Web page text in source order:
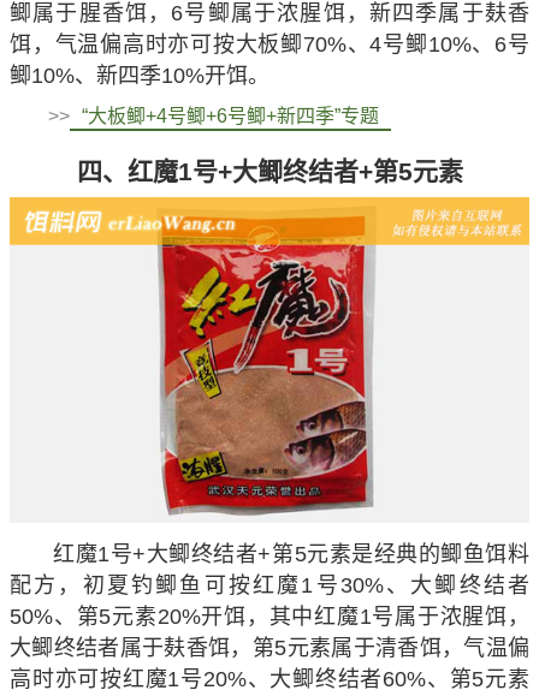
鲫属于腥香饵，6号鲫属于浓腥饵，新四季属于麸香
饵，气温偏高时亦可按大板鲫70%、4号鲫10%、6号
鲫10%、新四季10%开饵。
>> “大板鲫+4号鲫+6号鲫+新四季”专题
四、红魔1号+大鲫终结者+第5元素
红魔1号+大鲫终结者+第5元素是经典的鲫鱼饵料
配方，初夏钓鲫鱼可按红魔1号30%、大鲫终结者
50%、第5元素20%开饵，其中红魔1号属于浓腥饵，
大鲫终结者属于麸香饵，第5元素属于清香饵，气温偏
高时亦可按红魔1号20%、大鲫终结者60%、第5元素